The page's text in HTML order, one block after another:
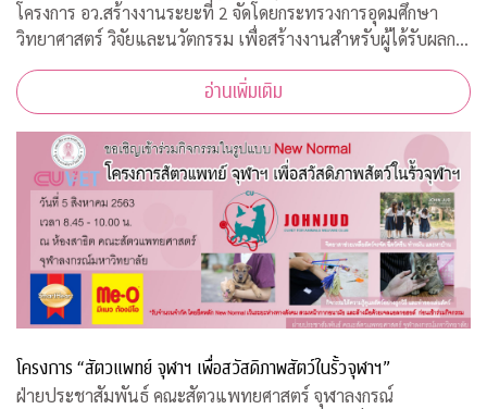
โครงการ อว.สร้างงานระยะที่ 2 จัดโดยกระทรวงการอุดมศึกษา
วิทยาศาสตร์ วิจัยและนวัตกรรม เพื่อสร้างงานสำหรับผู้ได้รับผลก
ระทบจากสถานการณ์วิกฤตโควิด-19 เปิดรับสมัครประชาชนทั่วไป
จำนวน 200 อัตรา
อ่านเพิ่มเติม
โครงการ “สัตวแพทย์ จุฬาฯ เพื่อสวัสดิภาพสัตว์ในรั้วจุฬาฯ”
ฝ่ายประชาสัมพันธ์ คณะสัตวแพทยศาสตร์ จุฬาลงกรณ์